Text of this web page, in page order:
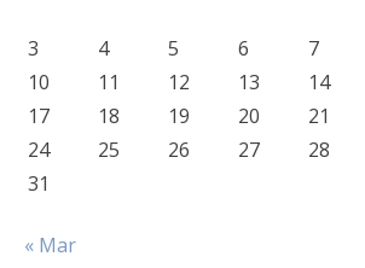
3
4 5 6 7
10
11 12 13 14
17
18 19 20 21
24
25 26 27 28
31
« Mar